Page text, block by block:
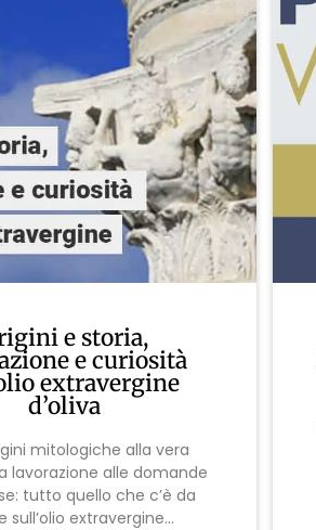
e storia,
e curiosità
extravergine
d’oliva
mitologiche alla vera
lavorazione alle domande
tutto quello che c’è da
sull’olio extravergine...